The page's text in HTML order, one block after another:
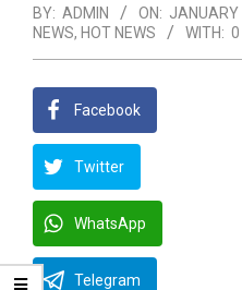
BY: ADMIN ON:
NEWS, HOT NEWS WITH: 0
Facebook
Twitter
WhatsApp
Telegram